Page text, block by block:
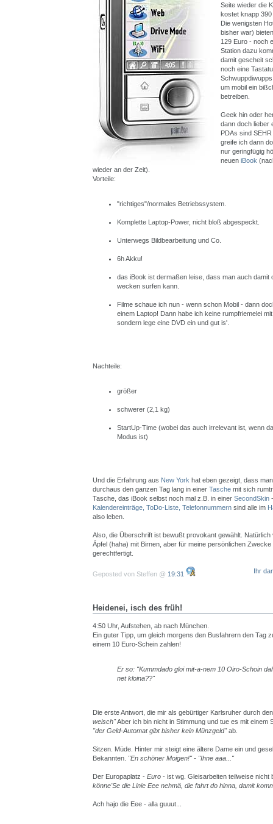
Seite wieder die
kostet knapp
Die wenigsten
bisher war)
129 Euro - noch
Station dazu
damit gescheit
noch eine
um mobil ein
betreiben.
Geek hin oder
dann doch lieber
PDAs sind
greife ich dann
nur geringfügig
neuen iBook
wieder an der Zeit).
Vorteile:
"richtiges"/normales Betriebssystem.
Komplette Laptop-Power, nicht bloß abgespeckt.
Unterwegs Bildbearbeitung und Co.
6h Akku!
das iBook ist dermaßen leise, dass man auch damit
wecken surfen kann.
Filme schaue ich nun - wenn schon Mobil - dann
einem Laptop! Dann habe ich keine rumpfriemelei
sondern lege eine DVD ein und gut is'.
Nachteile:
größer
schwerer (2,1 kg)
StartUp-Time (wobei das auch irrelevant ist, wenn
Modus ist)
Und die Erfahrung aus New York hat eben gezeigt, dass
durchaus den ganzen Tag lang in einer Tasche mit sich
Tasche, das iBook selbst noch mal z.B. in einer SecondSkin
Kalendereinträge, ToDo-Liste, Telefonnummern sind alle im
also leben.
Also, die Überschrift ist bewußt provokant gewählt. Natürlich
Äpfel (haha) mit Birnen, aber für meine persönlichen
gerechtfertigt.
Geposted von Steffen @ 19:31 Ihr
Heidenei, isch des früh!
4:50 Uhr, Aufstehen, ab nach München.
Ein guter Tipp, um gleich morgens den Busfahrern den Tag
einem 10 Euro-Schein zahlen!
Er so: "Kummdado gloi mit-a-nem 10 Oiro-Schoin
net kloina??"
Die erste Antwort, die mir als gebürtiger Karlsruher durch
weisch"Aber ich bin nicht in Stimmung und tue es mit einem
"der Geld-Automat gibt bisher kein Münzgeld"ab.
Sitzen. Müde. Hinter mir steigt eine ältere Dame ein und
Bekannten. "En schöner Moigen!" - "Ihne aaa..."
Der Europaplatz - Euro - ist wg. Gleisarbeiten teilweise nicht
könne'Se die Linie Eee nehmä, die fahrt do hinna, damit
Ach hajo die Eee - alla guuut...